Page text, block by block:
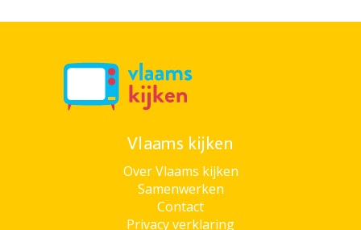
Vlaams kijken
Over Vlaams kijken
Samenwerken
Contact
Privacy verklaring